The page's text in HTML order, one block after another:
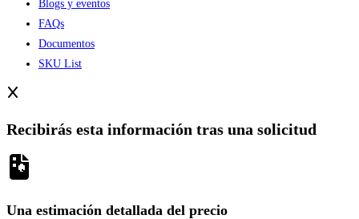
Blogs y eventos
FAQs
Documentos
SKU List
Recibirás esta información tras una solicitud
Una estimación detallada del precio